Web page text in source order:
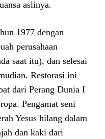
aslinya.
1977 dengan
perusahaan
saat itu), dan selesai
Restorasi ini
dari Perang Dunia I
Pengamat seni
Yesus hilang dalam
dan kaki dari